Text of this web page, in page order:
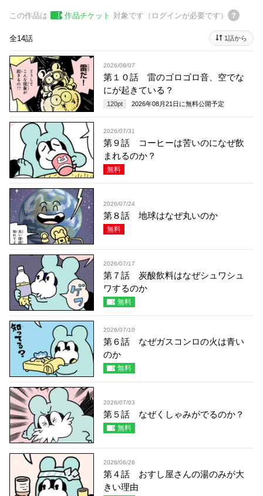
この作品は 作品チケット 対象です（ログインが必要です）
全14話 1話から
2026/08/07
第１０話 雷のゴロゴロ音、空でな
にが起きている？
120pt 2026年08月21日 に無料公開予定
2026/07/31
第９話 コーヒーは苦いのになぜ飲
まれるのか？
無料
2026/07/24
第８話 地球はなぜ丸いのか
無料
2026/07/17
第７話 炭酸飲料はなぜシュワシュ
ワするのか
無料
2026/07/10
第６話 なぜガスコンロの火は青い
のか
無料
2026/07/03
第５話 なぜくしゃみがでるのか？
無料
2026/06/26
第４話 おすし屋さんの湯のみが大
きい理由